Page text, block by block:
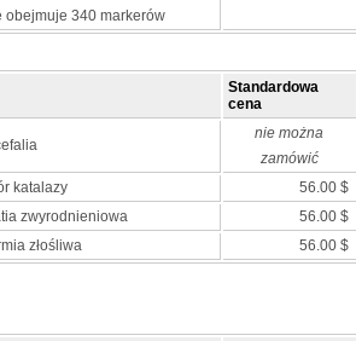
obejmuje 340 markerów
Standardowa
cena
nie można
zamówić
katalazy
56.00 $
zwyrodnieniowa
56.00 $
złośliwa 56.00 $